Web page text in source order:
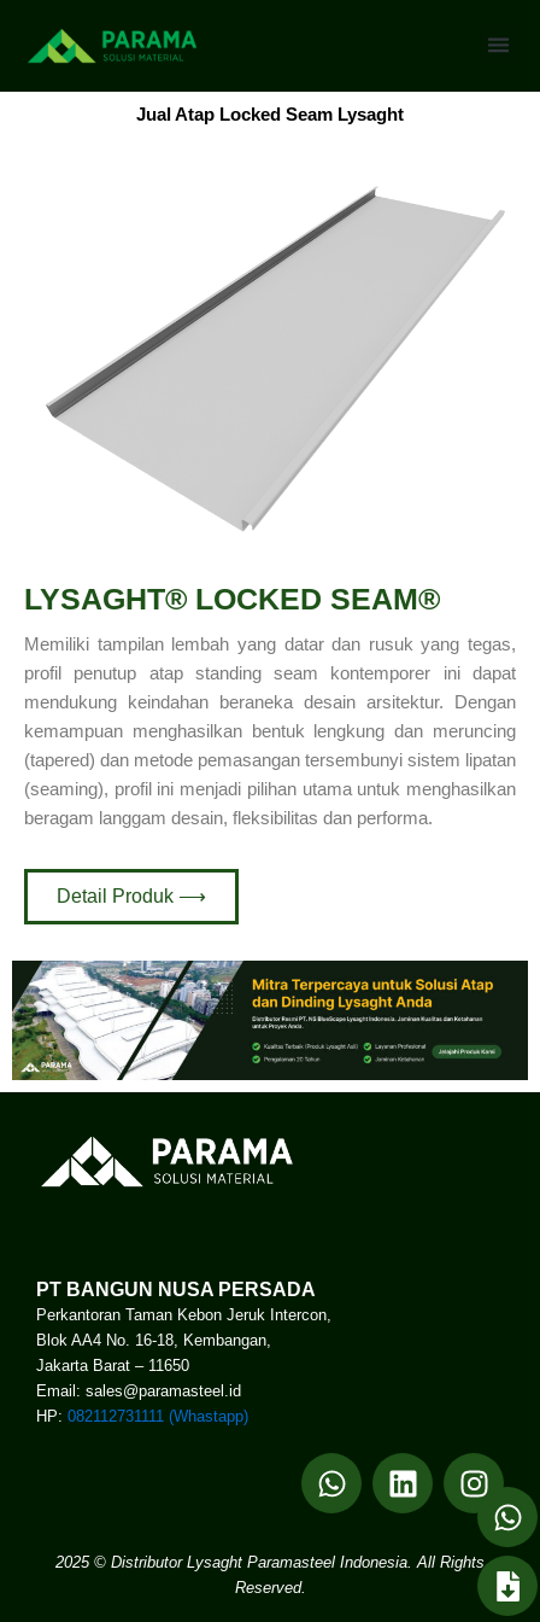
Jual Atap Locked Seam Lysaght
LYSAGHT® LOCKED SEAM®
Memiliki tampilan lembah yang datar dan rusuk yang tegas,
profil penutup atap standing seam kontemporer ini dapat
mendukung keindahan beraneka desain arsitektur. Dengan
kemampuan menghasilkan bentuk lengkung dan meruncing
(tapered) dan metode pemasangan tersembunyi sistem lipatan
(seaming), profil ini menjadi pilihan utama untuk menghasilkan
beragam langgam desain, fleksibilitas dan performa.
Detail Produk ⟶
PT BANGUN NUSA PERSADA
Perkantoran Taman Kebon Jeruk Intercon,
Blok AA4 No. 16-18, Kembangan,
Jakarta Barat – 11650
Email: sales@paramasteel.id
HP: 082112731111 (Whastapp)
W
h
t
L
i
k
I
n
s
t
a
2025 © Distributor Lysaght Paramasteel Indonesia. All Rights
Reserved.